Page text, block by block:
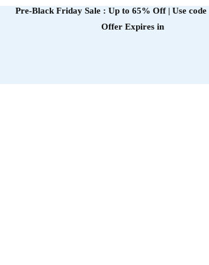
Pre-Black Friday Sale : Up to 65% Off | Use code
Offer Expires in